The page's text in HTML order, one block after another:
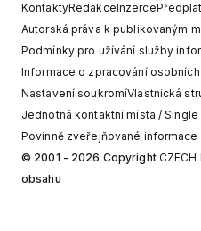
KontaktyRedakceInzerce
Autorská práva k publikovaným
Podmínky pro užívání služby
Informace o zpracování
Nastavení soukromíVlastnická
Jednotná kontaktní místa /
Povinně zveřejňované informace
© 2001 - 2026 Copyright CZECH
obsahu